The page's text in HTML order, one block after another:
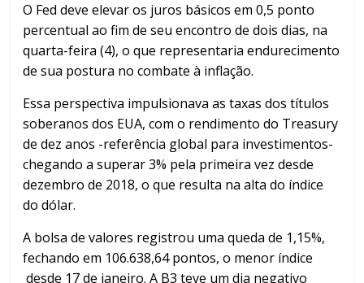
O Fed deve elevar os juros básicos em 0,5 ponto
percentual ao fim de seu encontro de dois dias, na
quarta-feira (4), o que representaria endurecimento
de sua postura no combate à inflação.
Essa perspectiva impulsionava as taxas dos títulos
soberanos dos EUA, com o rendimento do Treasury
de dez anos -referência global para investimentos-
chegando a superar 3% pela primeira vez desde
dezembro de 2018, o que resulta na alta do índice
do dólar.
A bolsa de valores registrou uma queda de 1,15%,
fechando em 106.638,64 pontos, o menor índice
desde 17 de janeiro. A B3 teve um dia negativo